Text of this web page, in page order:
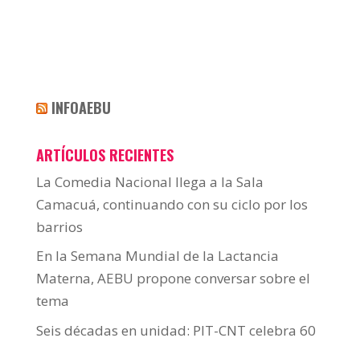
INFOAEBU
ARTÍCULOS RECIENTES
La Comedia Nacional llega a la Sala
Camacuá, continuando con su ciclo por los
barrios
En la Semana Mundial de la Lactancia
Materna, AEBU propone conversar sobre el
tema
Seis décadas en unidad: PIT-CNT celebra 60